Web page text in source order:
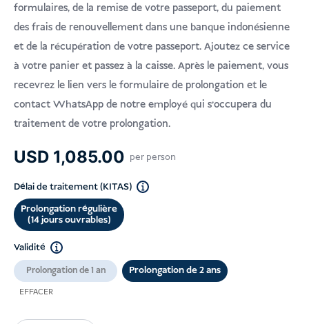
formulaires, de la remise de votre passeport, du paiement
des frais de renouvellement dans une banque indonésienne
et de la récupération de votre passeport. Ajoutez ce service
à votre panier et passez à la caisse. Après le paiement, vous
recevrez le lien vers le formulaire de prolongation et le
contact WhatsApp de notre employé qui s'occupera du
traitement de votre prolongation.
USD 1,085.00 per person
Délai de traitement (KITAS)
Prolongation régulière
(14 jours ouvrables)
Validité
Prolongation de 1 an Prolongation de 2 ans
EFFACER